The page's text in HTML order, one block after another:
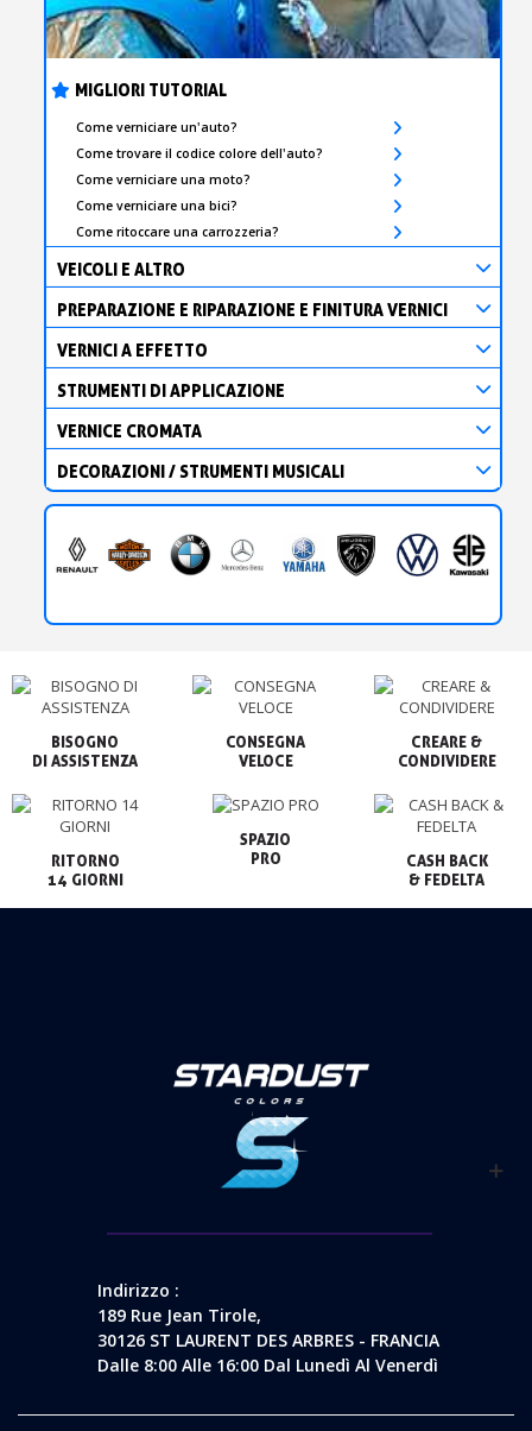
MIGLIORI TUTORIAL
Come verniciare un'auto?
Come trovare il codice colore dell'auto?
Come verniciare una moto?
Come verniciare una bici?
Come ritoccare una carrozzeria?
VEICOLI E ALTRO
PREPARAZIONE E RIPARAZIONE E FINITURA VERNICI
VERNICI A EFFETTO
STRUMENTI DI APPLICAZIONE
VERNICE CROMATA
DECORAZIONI / STRUMENTI MUSICALI
BISOGNO
CONSEGNA
VELOCE
CREARE &
CONDIVIDERE
RITORNO
14 GIORNI
SPAZIO
PRO
CASH BACK
& FEDELTA
Indirizzo :
189 Rue Jean Tirole,
30126 ST LAURENT DES ARBRES - FRANCIA
Dalle 8:00 Alle 16:00 Dal Lunedì Al Venerdì